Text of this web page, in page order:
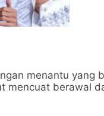
menantu yang
mencuat berawal